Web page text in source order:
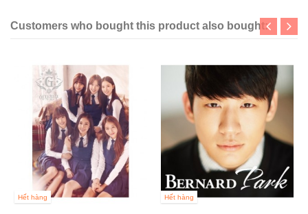
Customers who bought this product also bought:
Hết hàng Hết hàng